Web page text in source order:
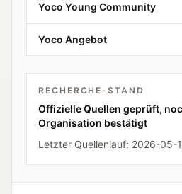
Yoco Young Community
Yoco Angebot
RECHERCHE-STAND
Offizielle Quellen geprüft,
Organisation bestätigt
Letzter Quellenlauf: 2026-05-